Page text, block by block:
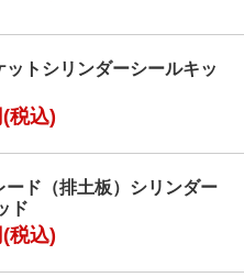
ットシリンダーシールキッ
税込)
ード（排土板）シリンダー
ド
税込)